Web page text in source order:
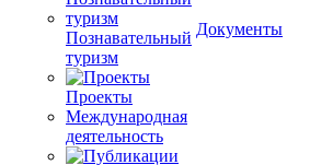
Познавательный
туризм
Проекты
Международная
деятельность
Документы